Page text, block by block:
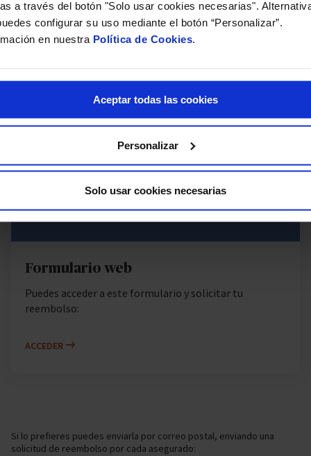
a través del botón "Solo usar cookies necesarias".
configurar su uso mediante el botón “Personalizar”.
en nuestra Política de Cookies.
Aceptar todas las cookies
Personalizar
Solo usar cookies necesarias
través de:
Formulario web
Puedes acceder a este formulario y solicitar tu
reembolso:
ACCEDER
Si lo prefieres puedes enviarla por correo postal, enviando una
solicitud de reembolso por cada asegurado: